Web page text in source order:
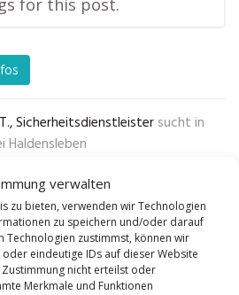
verwalten
zu bieten, verwenden wir Technologien
zu speichern und/oder darauf
Technologien zustimmst, können wir
eindeutige IDs auf dieser Website
nicht erteilst oder
Merkmale und Funktionen
for this post.
Sicherheitsdienstleister sucht in
Haldensleben
Sicherheitsdienst lief gut,
wollte mehr Kunden
besonders im Bereich
Die Goldleads-